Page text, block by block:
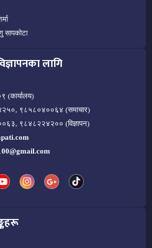
सापकोटा
लागि
(कार्यालय)
९८५८०४००६४ (समाचार)
९८४८२२४२०० (विज्ञापन)